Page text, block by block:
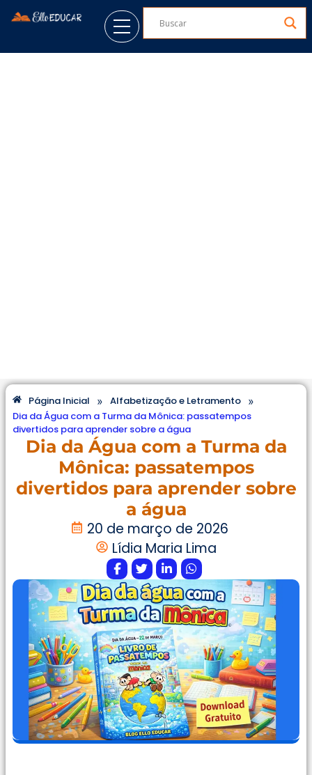
Página Inicial » Alfabetização e Letramento »
Dia da Água com a Turma da Mônica: passatempos
divertidos para aprender sobre a água
Dia da Água com a Turma da
Mônica: passatempos
divertidos para aprender sobre
a água
20 de março de 2026
Lídia Maria Lima